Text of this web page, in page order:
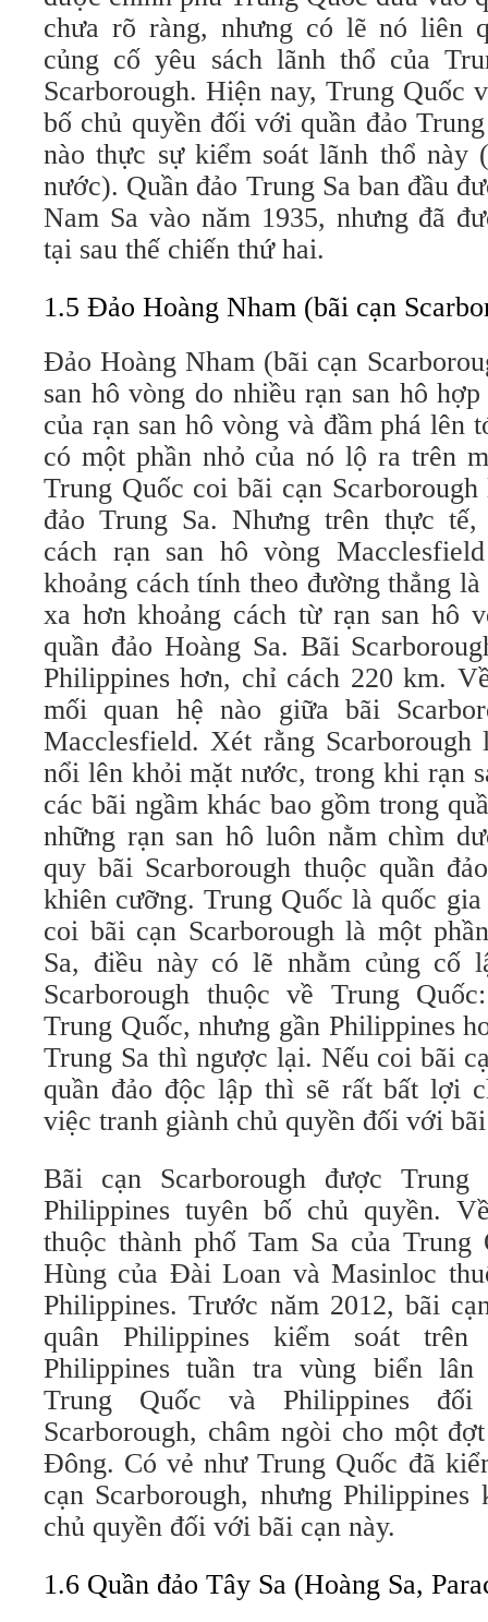
chưa rõ ràng, nhưng có lẽ nó liên
củng cố yêu sách lãnh thổ của
Scarborough. Hiện nay, Trung Quốc
bố chủ quyền đối với quần đảo
nào thực sự kiểm soát lãnh thổ này
nước). Quần đảo Trung Sa ban đầu
Nam Sa vào năm 1935, nhưng đã
tại sau thế chiến thứ hai.
1.5 Đảo Hoàng Nham (bãi cạn
Đảo Hoàng Nham (bãi cạn
san hô vòng do nhiều rạn san hô
của rạn san hô vòng và đầm phá lên
có một phần nhỏ của nó lộ ra trên
Trung Quốc coi bãi cạn
đảo Trung Sa. Nhưng trên thực tế,
cách rạn san hô vòng
khoảng cách tính theo đường thẳng
xa hơn khoảng cách từ rạn san hô
quần đảo Hoàng Sa. Bãi
Philippines hơn, chỉ cách 220 km.
mối quan hệ nào giữa bãi
Macclesfield. Xét rằng
nổi lên khỏi mặt nước, trong khi rạn
các bãi ngầm khác bao gồm trong
những rạn san hô luôn nằm chìm
quy bãi Scarborough thuộc quần
khiên cưỡng. Trung Quốc là quốc
coi bãi cạn Scarborough là một
Sa, điều này có lẽ nhằm củng cố
Scarborough thuộc về Trung
Trung Quốc, nhưng gần Philippines
Trung Sa thì ngược lại. Nếu coi bãi
quần đảo độc lập thì sẽ rất bất lợi
việc tranh giành chủ quyền đối với
Bãi cạn Scarborough được
Philippines tuyên bố chủ quyền.
thuộc thành phố Tam Sa của Trung
Hùng của Đài Loan và Masinloc
Philippines. Trước năm 2012, bãi
quân Philippines kiểm soát
Philippines tuần tra vùng biển lân
Trung Quốc và Philippines
Scarborough, châm ngòi cho một
Đông. Có vẻ như Trung Quốc đã
cạn Scarborough, nhưng
chủ quyền đối với bãi cạn này.
1.6 Quần đảo Tây Sa (Hoàng Sa,